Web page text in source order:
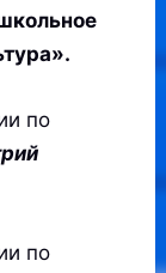
по
по